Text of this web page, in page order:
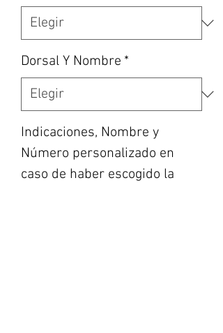
Dorsal Y Nombre *
Indicaciones, Nombre y
Número personalizado en
caso de haber escogido la